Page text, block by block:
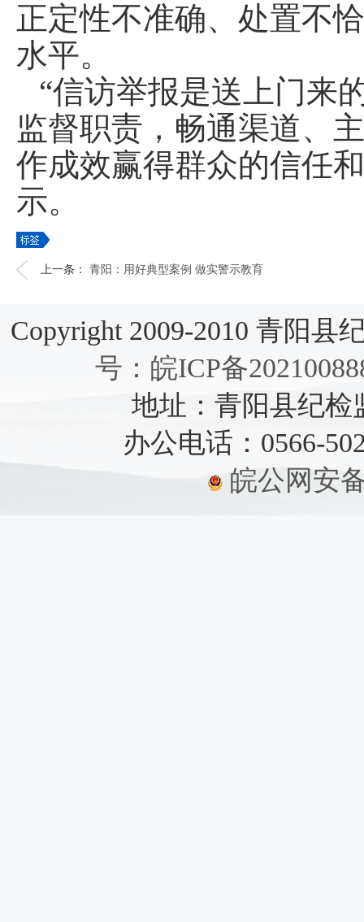
正定性不准确、处置不
水平。
“信访举报是送上门来
监督职责，畅通渠道、
作成效赢得群众的信任
示。
上一条： 青阳：用好典型案例 做实警示教育
Copyright 2009-2010 青阳县
号：皖ICP备
地址：青阳县纪检
办公电话：0566-
皖公网安